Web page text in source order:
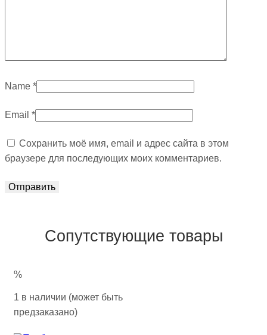
Name *
Email *
Сохранить моё имя, email и адрес сайта в этом
браузере для последующих моих комментариев.
Сопутствующие товары
%
1 в наличии (может быть
предзаказано)